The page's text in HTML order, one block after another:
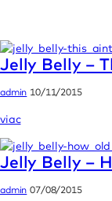
Jelly Belly –
admin 10/11/2015
viac
Jelly Belly –
admin 07/08/2015